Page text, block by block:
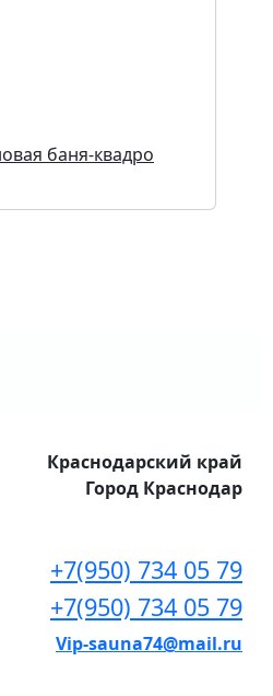
баня-квадро
Краснодарский край
Город Краснодар
+7(950) 734 05 79
+7(950) 734 05 79
Vip-sauna74@mail.ru